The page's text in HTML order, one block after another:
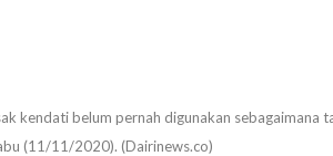
kendati belum pernah digunakan sebagaimana
(11/11/2020). (Dairinews.co)